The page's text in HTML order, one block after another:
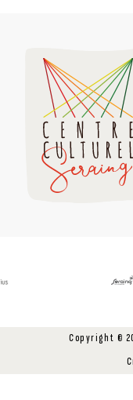
Copyright ©